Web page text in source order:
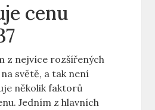
cenu
z nejvíce rozšířených
⁤světě, a ⁣tak není
několik faktorů
Jedním z hlavních